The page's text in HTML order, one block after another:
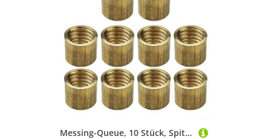
Messing-Queue, 10 Stück, Spitze, Billard, Snooker, Werkzeug, Ferrules, Reparaturpool (11 mm)